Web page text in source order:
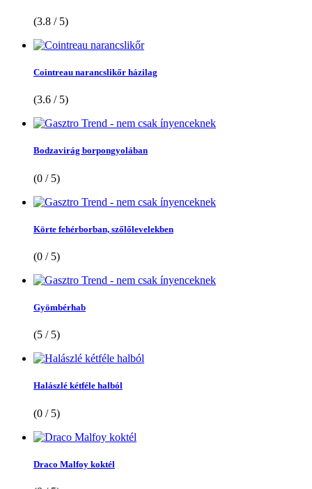
(3.8 / 5)
Cointreau narancslikőr házilag
(3.6 / 5)
Bodzavirág borpongyolában
(0 / 5)
Körte fehérborban, szőlőlevelekben
(0 / 5)
Gyömbérhab
(5 / 5)
Halászlé kétféle halból
(0 / 5)
Draco Malfoy koktél